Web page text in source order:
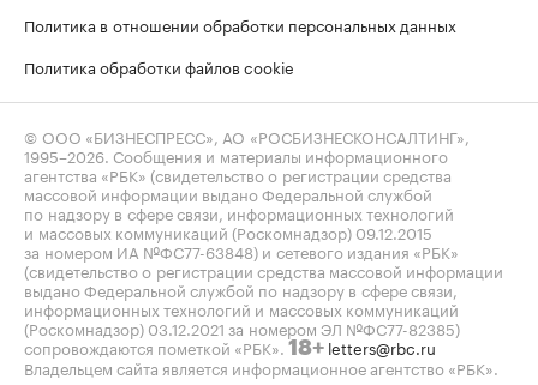
Политика в отношении обработки персональных данных
Политика обработки файлов cookie
© ООО «БИЗНЕСПРЕСС», АО «РОСБИЗНЕСКОНСАЛТИНГ»,
1995–2026 . Сообщения и материалы информационного
агентства «РБК» (свидетельство о регистрации средства
массовой информации выдано Федеральной службой
по надзору в сфере связи, информационных технологий
и массовых коммуникаций (Роскомнадзор) 09.12.2015
за номером ИА №ФС77-63848) и сетевого издания «РБК»
(свидетельство о регистрации средства массовой информации
выдано Федеральной службой по надзору в сфере связи,
информационных технологий и массовых коммуникаций
(Роскомнадзор) 03.12.2021 за номером ЭЛ №ФС77-82385)
сопровождаются пометкой «РБК». 18+ letters@rbc.ru
Владельцем сайта является информационное агентство «РБК».